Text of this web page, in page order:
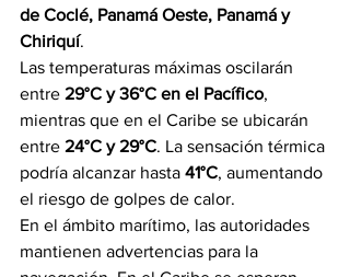
de Coclé, Panamá Oeste, Panamá y
Chiriquí.
Las temperaturas máximas oscilarán
entre 29°C y 36°C en el Pacífico,
mientras que en el Caribe se ubicarán
entre 24°C y 29°C. La sensación térmica
podría alcanzar hasta 41°C, aumentando
el riesgo de golpes de calor.
En el ámbito marítimo, las autoridades
mantienen advertencias para la